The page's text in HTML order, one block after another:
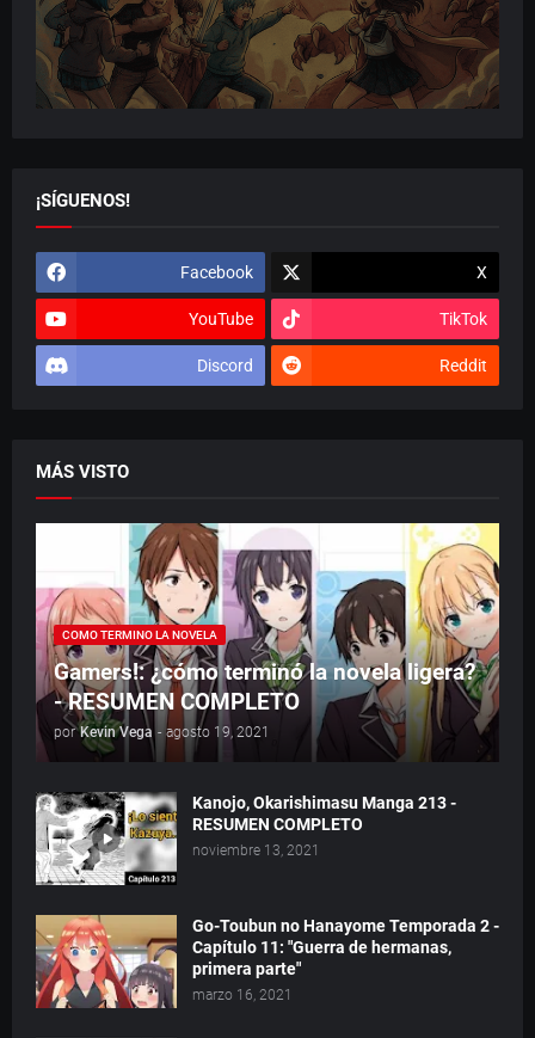
¡SÍGUENOS!
Facebook X
YouTube TikTok
Discord Reddit
MÁS VISTO
COMO TERMINO LA NOVELA
Gamers!: ¿cómo terminó la novela ligera?
- RESUMEN COMPLETO
por Kevin Vega - agosto 19, 2021
Kanojo, Okarishimasu Manga 213 -
RESUMEN COMPLETO
noviembre 13, 2021
Go-Toubun no Hanayome Temporada 2 -
Capítulo 11: "Guerra de hermanas,
primera parte"
marzo 16, 2021